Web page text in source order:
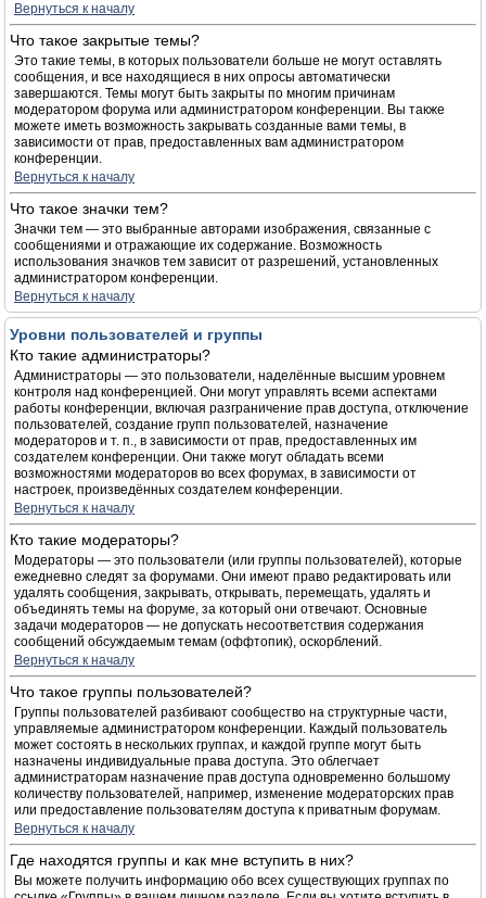
Вернуться к началу
Что такое закрытые темы?
Это такие темы, в которых пользователи больше не могут оставлять
сообщения, и все находящиеся в них опросы автоматически
завершаются. Темы могут быть закрыты по многим причинам
модератором форума или администратором конференции. Вы также
можете иметь возможность закрывать созданные вами темы, в
зависимости от прав, предоставленных вам администратором
конференции.
Вернуться к началу
Что такое значки тем?
Значки тем — это выбранные авторами изображения, связанные с
сообщениями и отражающие их содержание. Возможность
использования значков тем зависит от разрешений, установленных
администратором конференции.
Вернуться к началу
Уровни пользователей и группы
Кто такие администраторы?
Администраторы — это пользователи, наделённые высшим уровнем
контроля над конференцией. Они могут управлять всеми аспектами
работы конференции, включая разграничение прав доступа, отключение
пользователей, создание групп пользователей, назначение
модераторов и т. п., в зависимости от прав, предоставленных им
создателем конференции. Они также могут обладать всеми
возможностями модераторов во всех форумах, в зависимости от
настроек, произведённых создателем конференции.
Вернуться к началу
Кто такие модераторы?
Модераторы — это пользователи (или группы пользователей), которые
ежедневно следят за форумами. Они имеют право редактировать или
удалять сообщения, закрывать, открывать, перемещать, удалять и
объединять темы на форуме, за который они отвечают. Основные
задачи модераторов — не допускать несоответствия содержания
сообщений обсуждаемым темам (оффтопик), оскорблений.
Вернуться к началу
Что такое группы пользователей?
Группы пользователей разбивают сообщество на структурные части,
управляемые администратором конференции. Каждый пользователь
может состоять в нескольких группах, и каждой группе могут быть
назначены индивидуальные права доступа. Это облегчает
администраторам назначение прав доступа одновременно большому
количеству пользователей, например, изменение модераторских прав
или предоставление пользователям доступа к приватным форумам.
Вернуться к началу
Где находятся группы и как мне вступить в них?
Вы можете получить информацию обо всех существующих группах по